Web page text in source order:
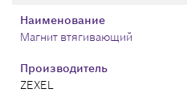
Производитель
ZEXEL
Наименование
Магнит втягивающий